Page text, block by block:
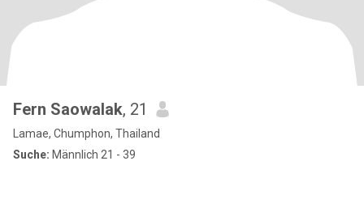
Fern Saowalak, 21
Lamae, Chumphon, Thailand
Suche: Männlich 21 - 39